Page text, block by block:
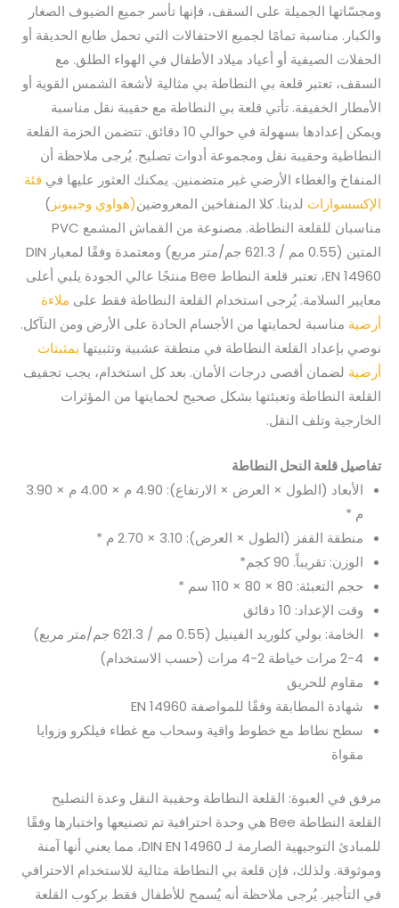
ومجسّاتها الجميلة على السقف، فإنها تأسر جميع الضيوف الصغار
والكبار. مناسبة تمامًا لجميع الاحتفالات التي تحمل طابع الحديقة أو
الحفلات الصيفية أو أعياد ميلاد الأطفال في الهواء الطلق. مع
السقف، تعتبر قلعة بي النطاطة بي مثالية لأشعة الشمس القوية أو
الأمطار الخفيفة. تأتي قلعة بي النطاطة مع حقيبة نقل مناسبة
ويمكن إعدادها بسهولة في حوالي 10 دقائق. تتضمن الحزمة القلعة
النطاطية وحقيبة نقل ومجموعة أدوات تصليح. يُرجى ملاحظة أن
المنفاخ والغطاء الأرضي غير متضمنين. يمكنك العثور عليها في فئة
الإكسسوارات لدينا. كلا المنفاخين المعروضين(هواوي وجيبونز)
مناسبان للقلعة النطاطة. مصنوعة من القماش المشمع PVC
المتين (0.55 مم / 621.3 جم/متر مربع) ومعتمدة وفقًا لمعيار DIN
EN 14960، تعتبر قلعة النطاط Bee منتجًا عالي الجودة يلبي أعلى
معايير السلامة. يُرجى استخدام القلعة النطاطة فقط على ملاءة
أرضية مناسبة لحمايتها من الأجسام الحادة على الأرض ومن التآكل.
نوصي بإعداد القلعة النطاطة في منطقة عشبية وتثبيتها بمثبتات
أرضية لضمان أقصى درجات الأمان. بعد كل استخدام، يجب تجفيف
القلعة النطاطة وتعبئتها بشكل صحيح لحمايتها من المؤثرات
الخارجية وتلف النقل.
تفاصيل قلعة النحل النطاطة
الأبعاد (الطول × العرض × الارتفاع): 4.90 م × 4.00 م × 3.90
م *
منطقة القفز (الطول × العرض): 3.10 × 2.70 م *
الوزن: تقريباً. 90 كجم*
حجم التعبئة: 80 × 80 × 110 سم *
وقت الإعداد: 10 دقائق
الخامة: بولي كلوريد الفينيل (0.55 مم / 621.3 جم/متر مربع)
2-4 مرات خياطة 2-4 مرات (حسب الاستخدام)
مقاوم للحريق
شهادة المطابقة وفقًا للمواصفة EN 14960
سطح نطاط مع خطوط واقية وسحاب مع غطاء فيلكرو وزوايا
مقواة
مرفق في العبوة: القلعة النطاطة وحقيبة النقل وعدة التصليح
القلعة النطاطة Bee هي وحدة احترافية تم تصنيعها واختبارها وفقًا
للمبادئ التوجيهية الصارمة لـ DIN EN 14960، مما يعني أنها آمنة
وموثوقة. ولذلك، فإن قلعة بي النطاطة مثالية للاستخدام الاحترافي
في التأجير. يُرجى ملاحظة أنه يُسمح للأطفال فقط بركوب القلعة